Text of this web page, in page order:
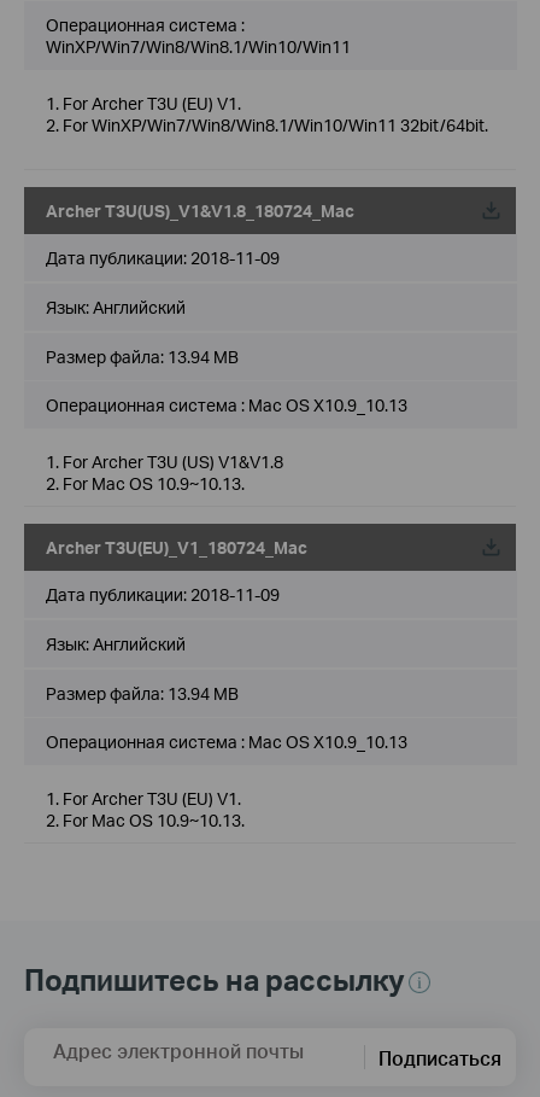
Операционная система :
WinXP/Win7/Win8/Win8.1/Win10/Win11
1. For Archer T3U (EU) V1.
2. For WinXP/Win7/Win8/Win8.1/Win10/Win11 32bit/64bit.
Archer T3U(US)_V1&V1.8_180724_Mac
Дата публикации: 2018-11-09
Язык:Английский
Размер файла: 13.94 MB
Операционная система : Mac OS X10.9_10.13
1. For Archer T3U (US) V1&V1.8
2. For Mac OS 10.9~10.13.
Archer T3U(EU)_V1_180724_Mac
Дата публикации: 2018-11-09
Язык:Английский
Размер файла: 13.94 MB
Операционная система : Mac OS X10.9_10.13
1. For Archer T3U (EU) V1.
2. For Mac OS 10.9~10.13.
Подпишитесь на рассылку
Адрес электронной почты Подписаться